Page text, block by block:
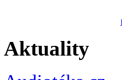
Aktuality